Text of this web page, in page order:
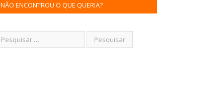
NÃO ENCONTROU O QUE QUERIA?